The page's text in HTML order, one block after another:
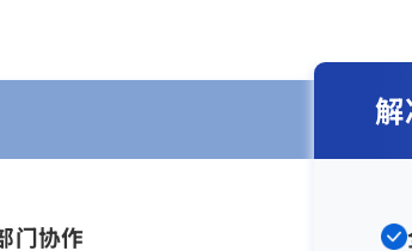
门协作